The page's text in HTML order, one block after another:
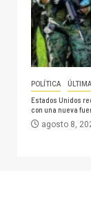
POLÍTICA
Estados Unidos
con una nueva
agosto 8,